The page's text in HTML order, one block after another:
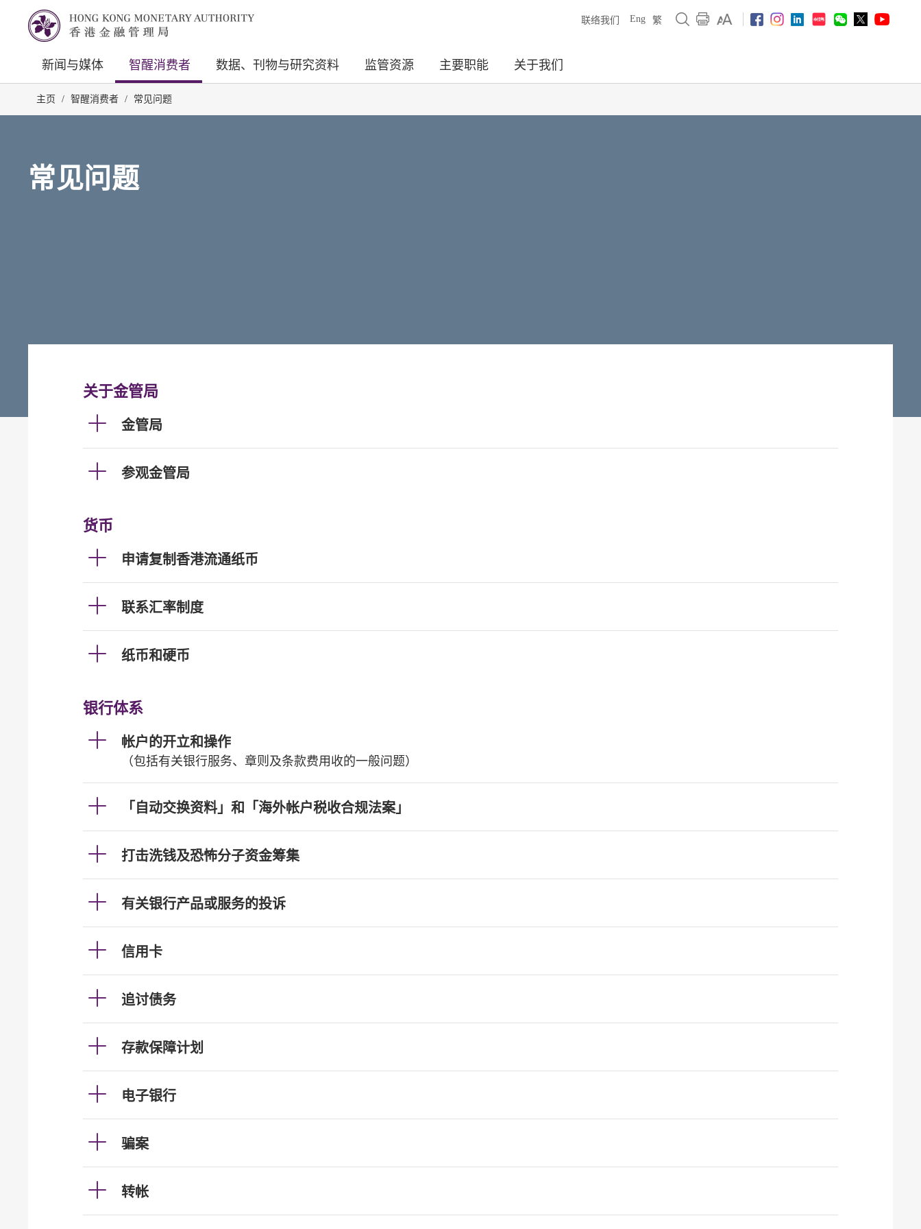
联络我们 Eng 繁
新闻与媒体 智醒消费者 数据、刊物与研究资料 监管资源 主要职能 关于我们
主页 / 智醒消费者 / 常见问题
常见问题
关于金管局
金管局
参观金管局
货币
申请复制香港流通纸币
联系汇率制度
纸币和硬币
银行体系
帐户的开立和操作
（包括有关银行服务、章则及条款费用收的一般问题）
「自动交换资料」和「海外帐户税收合规法案」
打击洗钱及恐怖分子资金筹集
有关银行产品或服务的投诉
信用卡
追讨债务
存款保障计划
电子银行
骗案
转帐